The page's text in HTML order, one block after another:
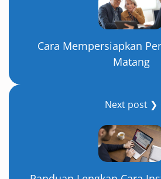
Cara Mempersiapkan
Matang
Next post ❯